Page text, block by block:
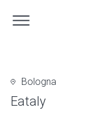
Bologna
Eataly